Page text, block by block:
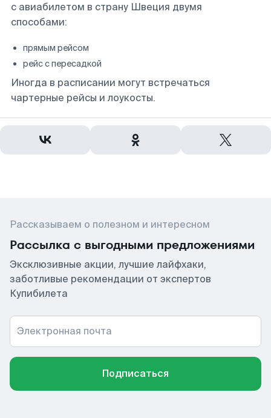
с авиабилетом в страну Швеция двумя
способами:
прямым рейсом
рейс с пересадкой
Иногда в расписании могут встречаться
чартерные рейсы и лоукосты.
Рассказываем о полезном и интересном
Рассылка с выгодными предложениями
Эксклюзивные акции, лучшие лайфхаки,
заботливые рекомендации от экспертов
Купибилета
Электронная почта
Подписаться